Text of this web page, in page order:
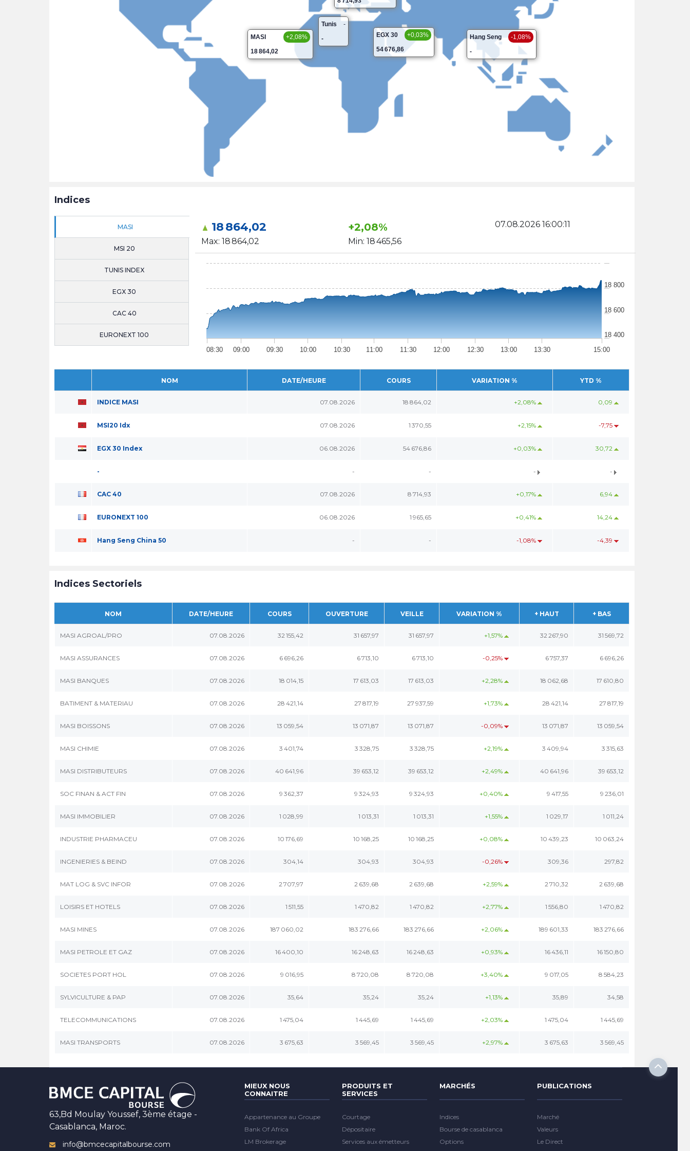
MASI
+2,08%
18 864,02
Hang Seng
-1,08%
-
Tunis
-
-
EGX 30
+0,03%
54 676,86
Indices
MASI
MSI 20
TUNIS INDEX
EGX 30
CAC 40
EURONEXT 100
18 864,02
Max: 18 864,02
+2,08%
Min: 18 465,56
07.08.2026 16:00:11
08:30 09:00 09:30 10:00 10:30 11:00 11:30 12:00 12:30 13:00 13:30 15:00
18 400
18 600
18 800
NOM DATE/HEURE COURS VARIATION % YTD %
INDICE MASI 07.08.2026 18 864,02 +2,08% 0,09
MSI20 Idx 07.08.2026 1 370,55 +2,15% -7,75
EGX 30 Index 06.08.2026 54 676,86 +0,03% 30,72
- - - - -
CAC 40 07.08.2026 8 714,93 +0,17% 6,94
EURONEXT 100 06.08.2026 1 965,65 +0,41% 14,24
Hang Seng China 50 - - -1,08% -4,39
Indices Sectoriels
NOM DATE/HEURE COURS OUVERTURE VEILLE VARIATION % + HAUT + BAS
MASI AGROAL/PRO 07.08.2026 32 155,42 31 657,97 31 657,97 +1,57% 32 267,90 31 569,72
MASI ASSURANCES 07.08.2026 6 696,26 6 713,10 6 713,10 -0,25% 6 757,37 6 696,26
MASI BANQUES 07.08.2026 18 014,15 17 613,03 17 613,03 +2,28% 18 062,68 17 610,80
BATIMENT & MATERIAU 07.08.2026 28 421,14 27 817,19 27 937,59 +1,73% 28 421,14 27 817,19
MASI BOISSONS 07.08.2026 13 059,54 13 071,87 13 071,87 -0,09% 13 071,87 13 059,54
MASI CHIMIE 07.08.2026 3 401,74 3 328,75 3 328,75 +2,19% 3 409,94 3 315,63
MASI DISTRIBUTEURS 07.08.2026 40 641,96 39 653,12 39 653,12 +2,49% 40 641,96 39 653,12
SOC FINAN & ACT FIN 07.08.2026 9 362,37 9 324,93 9 324,93 +0,40% 9 417,55 9 236,01
MASI IMMOBILIER 07.08.2026 1 028,99 1 013,31 1 013,31 +1,55% 1 029,17 1 011,24
INDUSTRIE PHARMACEU 07.08.2026 10 176,69 10 168,25 10 168,25 +0,08% 10 439,23 10 063,24
INGENIERIES & BEIND 07.08.2026 304,14 304,93 304,93 -0,26% 309,36 297,82
MAT LOG & SVC INFOR 07.08.2026 2 707,97 2 639,68 2 639,68 +2,59% 2 710,32 2 639,68
LOISIRS ET HOTELS 07.08.2026 1 511,55 1 470,82 1 470,82 +2,77% 1 556,80 1 470,82
MASI MINES 07.08.2026 187 060,02 183 276,66 183 276,66 +2,06% 189 601,33 183 276,66
MASI PETROLE ET GAZ 07.08.2026 16 400,10 16 248,63 16 248,63 +0,93% 16 436,11 16 150,80
SOCIETES PORT HOL 07.08.2026 9 016,95 8 720,08 8 720,08 +3,40% 9 017,05 8 584,23
SYLVICULTURE & PAP 07.08.2026 35,64 35,24 35,24 +1,13% 35,89 34,58
TELECOMMUNICATIONS 07.08.2026 1 475,04 1 445,69 1 445,69 +2,03% 1 475,04 1 445,69
MASI TRANSPORTS 07.08.2026 3 675,63 3 569,45 3 569,45 +2,97% 3 675,63 3 569,45
63,Bd Moulay Youssef, 3ème étage -
Casablanca, Maroc.
info@bmcecapitalbourse.com
MIEUX NOUS
CONNAITRE
Appartenance au Groupe
Bank Of Africa
LM Brokerage
PRODUITS ET
SERVICES
Courtage
Dépositaire
Services aux émetteurs
MARCHÉS
Indices
Bourse de casablanca
Options
PUBLICATIONS
Marché
Valeurs
Le Direct